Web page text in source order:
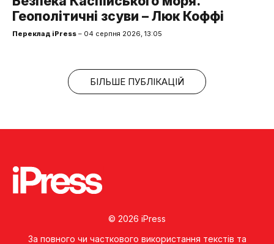
Геополітичні зсуви – Люк Коффі
Переклад iPress – 04 серпня 2026, 13:05
БІЛЬШЕ ПУБЛІКАЦІЙ
© 2026 iPress
За повного чи часткового використання текстів та